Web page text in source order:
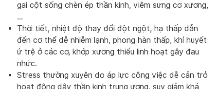
gai cột sống chèn ép thần kinh, viêm sưng cơ xương,
…
Thời tiết, nhiệt độ thay đổi đột ngột, hạ thấp dẫn
đến cơ thể dễ nhiễm lạnh, phong hàn thấp, khí huyết
ứ trệ ở các cơ, khớp xương thiếu linh hoạt gây đau
nhức.
Stress thường xuyên do áp lực công việc dễ cản trở
hoạt động dây thần kinh trung ương, suy giảm khả